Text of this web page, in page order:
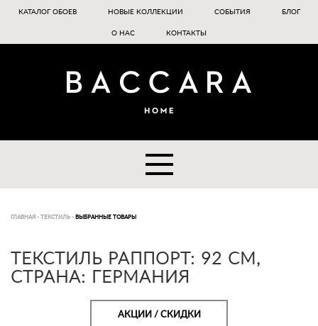
КАТАЛОГ ОБОЕВ НОВЫЕ КОЛЛЕКЦИИ СОБЫТИЯ БЛОГ
О НАС КОНТАКТЫ
ГЛАВНАЯ - ТЕКСТИЛЬ - ВЫБРАННЫЕ ТОВАРЫ
ТЕКСТИЛЬ РАППОРТ: 92 СМ,
СТРАНА: ГЕРМАНИЯ
АКЦИИ / СКИДКИ